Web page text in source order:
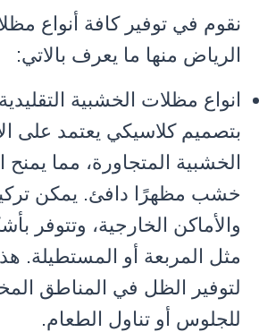
نقوم في توفير كافة أنواع
الرياض منها ما يعرف بالاتي:
انواع مظلات الخشبية
بتصميم كلاسيكي يعتمد على
الخشبية المتجاورة، مما يمنح
خشب مظهرًا دافئ. يمكن
والأماكن الخارجية، وتتوفر
مثل المربعة أو المستطيلة.
لتوفير الظل في المناطق
للجلوس أو تناول الطعام.